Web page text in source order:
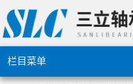
栏目菜单